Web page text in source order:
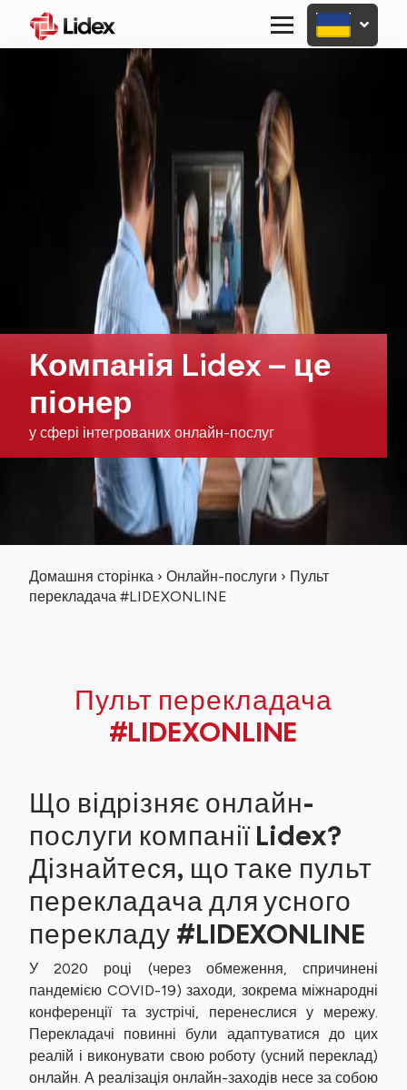
Primary
Menu
Компанія Lidex – це
піонер
у сфері інтегрованих онлайн-послуг
Домашня сторінка › Онлайн-послуги › Пульт
перекладача #LIDEXONLINE
Пульт перекладача
#LIDEXONLINE
Що відрізняє онлайн-
послуги компанії Lidex?
Дізнайтеся, що таке пульт
перекладача для усного
перекладу #LIDEXONLINE
У 2020 році (через обмеження, спричинені
пандемією COVID-19) заходи, зокрема міжнародні
конференції та зустрічі, перенеслися у мережу.
Перекладачі повинні були адаптуватися до цих
реалій і виконувати свою роботу (усний переклад)
онлайн. А реалізація онлайн-заходів несе за собою